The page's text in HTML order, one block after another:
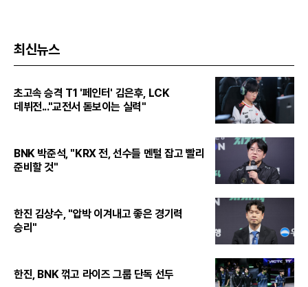
최신뉴스
초고속 승격 T1 '페인터' 김은후, LCK
데뷔전..."교전서 돋보이는 실력"
BNK 박준석, "KRX 전, 선수들 멘털 잡고 빨리
준비할 것"
한진 김상수, "압박 이겨내고 좋은 경기력
승리"
한진, BNK 꺾고 라이즈 그룹 단독 선두